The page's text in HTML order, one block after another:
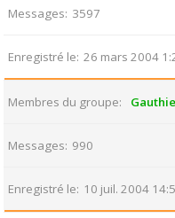
Messages 3597
Enregistré le 26 mars 2004
Membres du groupe
Messages 990
Enregistré le 10 juil. 2004